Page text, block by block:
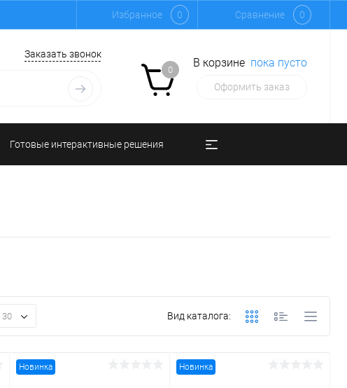
Избранное 0 Сравнение 0
Заказать звонок
0
В корзине пока пусто
Оформить заказ
Готовые интерактивные решения
30 Вид каталога:
Новинка Новинка